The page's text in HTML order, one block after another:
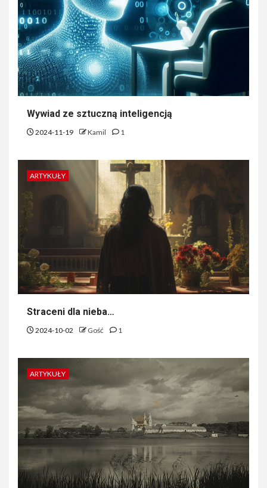
Wywiad ze sztuczną inteligencją
2024-11-19 Kamil 1
ARTYKUŁY
Straceni dla nieba…
2024-10-02 Gość 1
ARTYKUŁY